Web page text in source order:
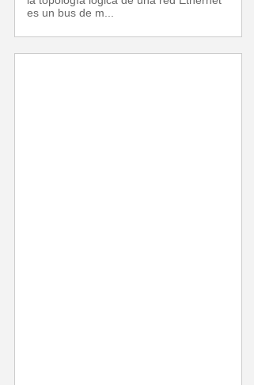
es un bus de m...